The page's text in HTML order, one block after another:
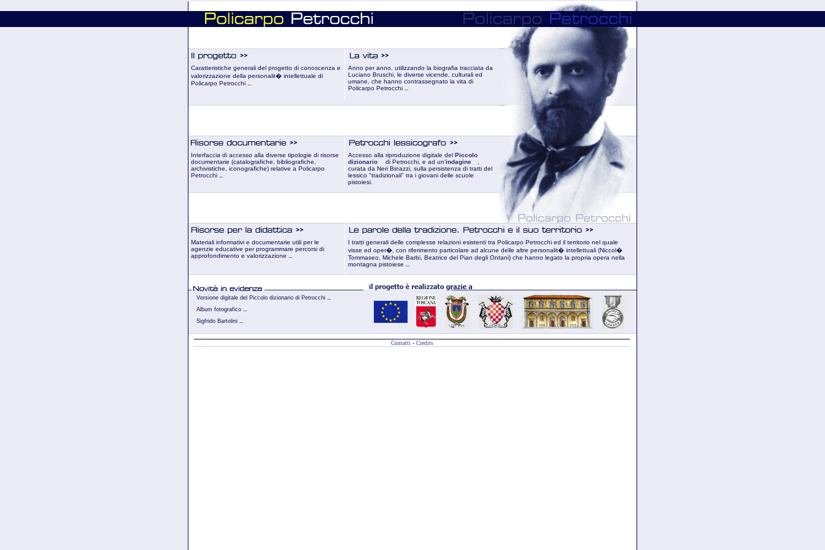
Caratteristiche generali del progetto di conoscenza e
valorizzazione della personalit� intellettuale di
Policarpo Petrocchi ...
Anno per anno, utilizzando la biografia tracciata da
Luciano Bruschi, le diverse vicende, culturali ed
umane, che hanno contrassegnato la vita di
Policarpo Petrocchi ...
Interfaccia di accesso alla diverse tipologie di risorse
documentarie (catalografiche, bibliografiche,
archivistiche, iconografiche) relative a Policarpo
Petrocchi ...
Accesso alla riproduzione digitale del Piccolo
dizionario
di Petrocchi, e ad un'indagine
curata da Neri Binazzi, sulla persistenza di tratti del
lessico "tradizionali" tra i giovani delle scuole
pistoiesi.
Materiali informativi e documentarie utili per le
agenzie educative per programmare percorsi di
approfondimento e valorizzazione ...
I tratti generali delle complesse relazioni esistenti tra Policarpo Petrocchi ed il territorio nel quale
visse ed oper�, con riferimento particolare ad alcune delle altre personalit� intellettuali (Niccol�
Tommaseo, Michele Barbi, Beatrice del Pian degli Ontani) che hanno legato la propria opera nella
montagna pistoiese ...
Versione digitale del Piccolo dizionario di Petrocchi ...
Album fotografico ...
Sigfrido Bartolini ...
Contatti - Credits